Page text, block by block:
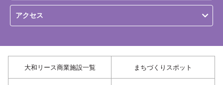
アクセス
大和リース商業施設一覧 まちづくりスポット